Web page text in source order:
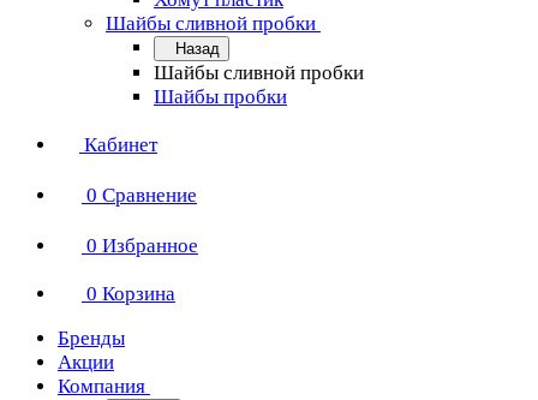
Шайбы сливной пробки
Назад
Шайбы сливной пробки
Шайбы пробки
Кабинет
0 Сравнение
0 Избранное
0 Корзина
Бренды
Акции
Компания